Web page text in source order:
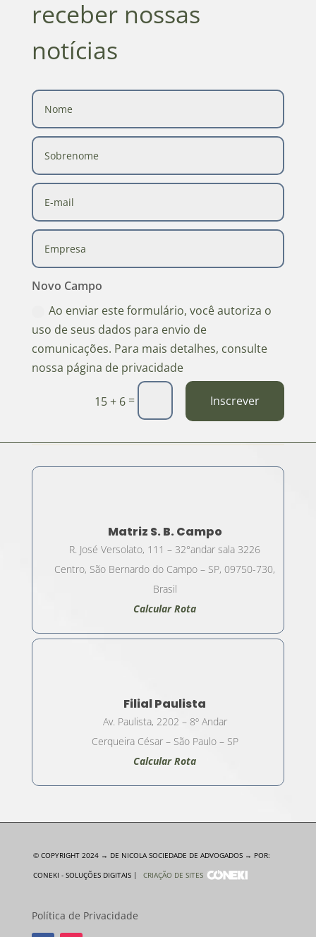
receber nossas
notícias
Novo Campo
Ao enviar este formulário, você autoriza o
uso de seus dados para envio de
comunicações. Para mais detalhes, consulte
nossa página de privacidade
15 + 6 = Inscrever
Matriz S. B. Campo
R. José Versolato, 111 – 32°andar sala 3226
Centro, São Bernardo do Campo – SP, 09750-730,
Brasil
Calcular Rota
Filial Paulista
Av. Paulista, 2202 – 8º Andar
Cerqueira César – São Paulo – SP
Calcular Rota
© COPYRIGHT 2024 → DE NICOLA SOCIEDADE DE ADVOGADOS → POR:
CONEKI - SOLUÇÕES DIGITAIS |
CRIAÇÃO DE SITES
Política de Privacidade